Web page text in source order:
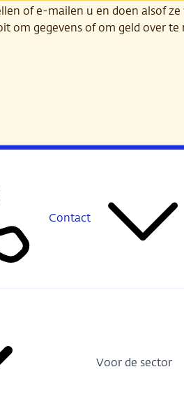
of e-mailen u en doen alsof
om gegevens of om geld over te
Contact
Voor de sector